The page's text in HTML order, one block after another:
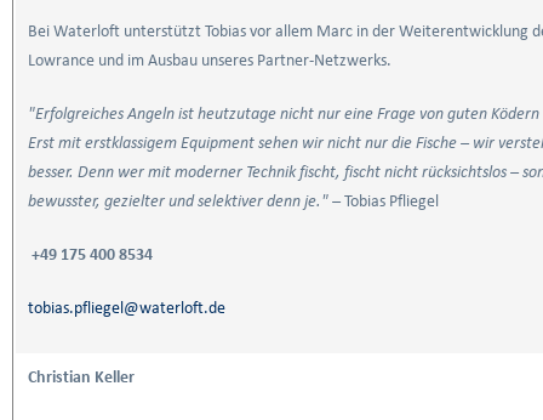
Bei Waterloft unterstützt Tobias vor allem Marc in der Weiterentwicklung
Lowrance und im Ausbau unseres Partner-Netzwerks.
"Erfolgreiches Angeln ist heutzutage nicht nur eine Frage von guten Ködern
Erst mit erstklassigem Equipment sehen wir nicht nur die Fische – wir
besser. Denn wer mit moderner Technik fischt, fischt nicht rücksichtslos –
bewusster, gezielter und selektiver denn je." – Tobias Pfliegel
+49 175 400 8534
tobias.pfliegel@waterloft.de
Christian Keller